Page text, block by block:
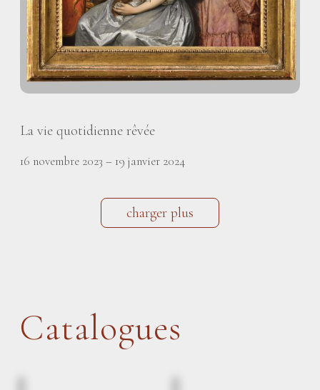
La vie quotidienne rêvée
16 novembre 2023 – 19 janvier 2024
charger plus
Catalogues